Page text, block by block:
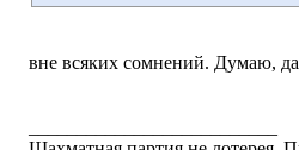
вне всяких сомнений. Думаю,